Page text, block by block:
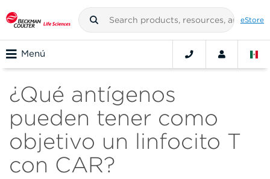
eStore
Menú
¿Qué antígenos
pueden tener como
objetivo un linfocito T
con CAR?